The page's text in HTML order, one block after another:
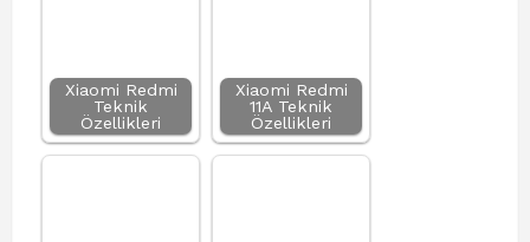
Xiaomi Redmi
Teknik
Özellikleri
Xiaomi Redmi
11A Teknik
Özellikleri